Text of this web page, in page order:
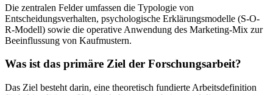
Die zentralen Felder umfassen die Typologie von
Entscheidungsverhalten, psychologische Erklärungsmodelle (S-O-
R-Modell) sowie die operative Anwendung des Marketing-Mix zur
Beeinflussung von Kaufmustern.
Was ist das primäre Ziel der Forschungsarbeit?
Das Ziel besteht darin, eine theoretisch fundierte Arbeitsdefinition